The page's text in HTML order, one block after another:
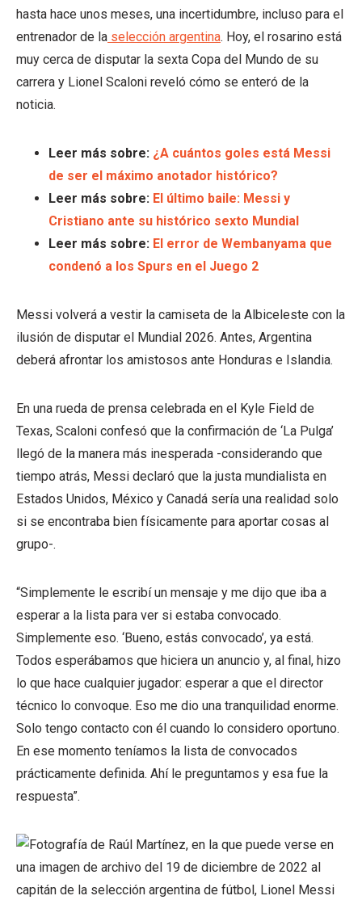
hasta hace unos meses, una incertidumbre, incluso para el
entrenador de la selección argentina. Hoy, el rosarino está
muy cerca de disputar la sexta Copa del Mundo de su
carrera y Lionel Scaloni reveló cómo se enteró de la
noticia.
Leer más sobre: ¿A cuántos goles está Messi
de ser el máximo anotador histórico?
Leer más sobre: El último baile: Messi y
Cristiano ante su histórico sexto Mundial
Leer más sobre: El error de Wembanyama que
condenó a los Spurs en el Juego 2
Messi volverá a vestir la camiseta de la Albiceleste con la
ilusión de disputar el Mundial 2026. Antes, Argentina
deberá afrontar los amistosos ante Honduras e Islandia.
En una rueda de prensa celebrada en el Kyle Field de
Texas, Scaloni confesó que la confirmación de ‘La Pulga’
llegó de la manera más inesperada -considerando que
tiempo atrás, Messi declaró que la justa mundialista en
Estados Unidos, México y Canadá sería una realidad solo
si se encontraba bien físicamente para aportar cosas al
grupo-.
“Simplemente le escribí un mensaje y me dijo que iba a
esperar a la lista para ver si estaba convocado.
Simplemente eso. ‘Bueno, estás convocado’, ya está.
Todos esperábamos que hiciera un anuncio y, al final, hizo
lo que hace cualquier jugador: esperar a que el director
técnico lo convoque. Eso me dio una tranquilidad enorme.
Solo tengo contacto con él cuando lo considero oportuno.
En ese momento teníamos la lista de convocados
prácticamente definida. Ahí le preguntamos y esa fue la
respuesta”.